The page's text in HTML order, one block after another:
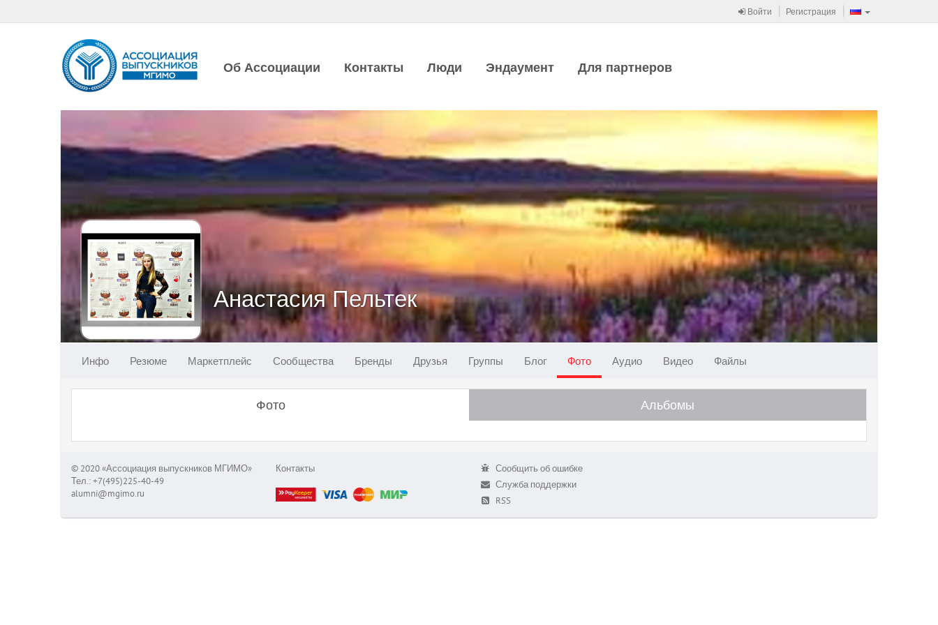
Войти Регистрация
Об Ассоциации Контакты Люди Эндаумент Для партнеров
Анастасия Пельтек
Инфо Резюме Маркетплейс Сообщества Бренды Друзья Группы Блог Фото Аудио Видео Файлы
Фото Альбомы
© 2020 «Ассоциация выпускников МГИМО»
Тел.: +7(495)225-40-49
alumni@mgimo.ru
Контакты
Сообщить об ошибке
Служба поддержки
RSS